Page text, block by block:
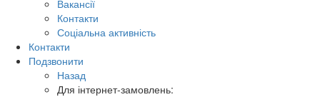
Вакансії
Контакти
Соціальна активність
Контакти
Подзвонити
Назад
Для інтернет-замовлень: